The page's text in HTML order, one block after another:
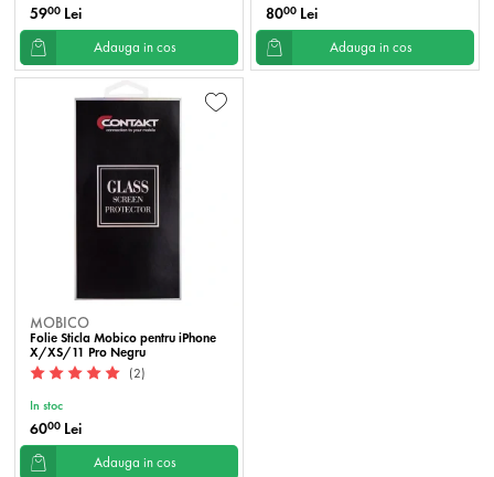
5900 Lei
Adauga in cos
8000 Lei
Adauga in cos
MOBICO
Folie Sticla Mobico pentru iPhone
X/XS/11 Pro Negru
(2)
In stoc
6000 Lei
Adauga in cos